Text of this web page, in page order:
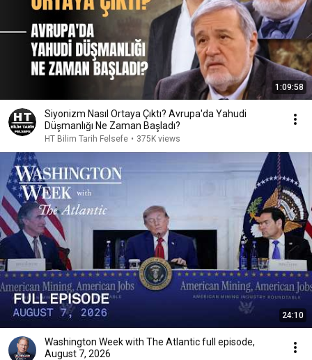
1:09:58
Siyonizm Nasıl Ortaya Çıktı? Avrupa'da Yahudi
Düşmanlığı Ne Zaman Başladı?
HT Bilim Tarih Felsefe • 375K views
24:10
Washington Week with The Atlantic full episode,
August 7, 2026